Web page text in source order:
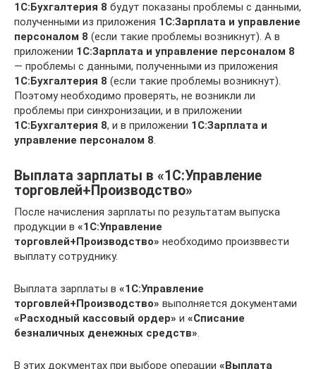
1C:Бухгалтерия 8 будут показаны проблемы с данными,
полученными из приложения 1C:Зарплата и управление
персоналом 8 (если такие проблемы возникнут). А в
приложении 1C:Зарплата и управление персоналом 8
— проблемы с данными, полученными из приложения
1C:Бухгалтерия 8 (если такие проблемы возникнут).
Поэтому необходимо проверять, не возникли ли
проблемы при синхронизации, и в приложении
1C:Бухгалтерия 8, и в приложении 1C:Зарплата и
управление персоналом 8.
Выплата зарплаты в «1С:Управление
торговлей+Производство»
После начисления зарплаты по результатам выпуска
продукции в «1С:Управление
торговлей+Производство» необходимо произввести
выплату сотруднику.
Выплата зарплаты в «1С:Управление
торговлей+Производство» выполняется документами
«Расходный кассовый ордер» и «Списание
безналичных денежных средств».
В этих документах при выборе операции «Выплата